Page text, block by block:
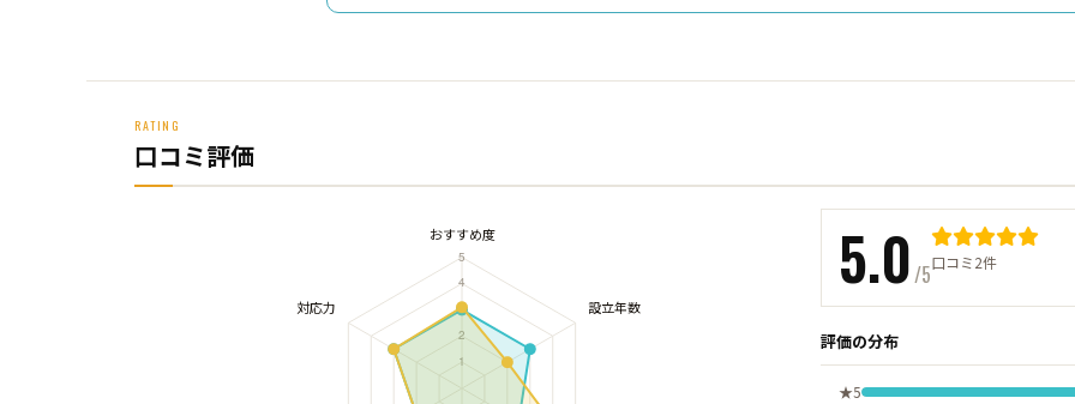
RATING
口コミ評価
5.0/5口コミ2件
評価の分布
★5